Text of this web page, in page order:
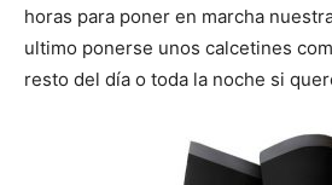
horas para poner en marcha
ultimo ponerse unos calcetines
resto del día o toda la noche si